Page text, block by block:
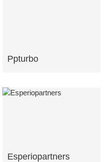
Ppturbo
Esperiopartners